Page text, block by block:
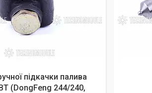
підкачки палива
(DongFeng 244/240,